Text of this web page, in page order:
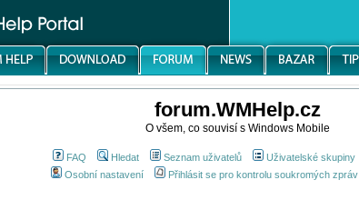
forum.WMHelp.cz
O všem, co souvisí s Windows Mobile
FAQ Hledat Seznam uživatelů Uživatelské skupiny
Osobní nastavení
Přihlásit se pro kontrolu soukromých zpráv